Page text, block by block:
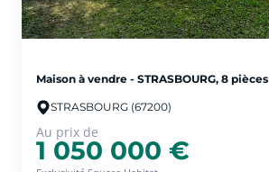
Maison à vendre - STRASBOURG, 8 pièces
STRASBOURG (67200)
Au prix de
1 050 000 €